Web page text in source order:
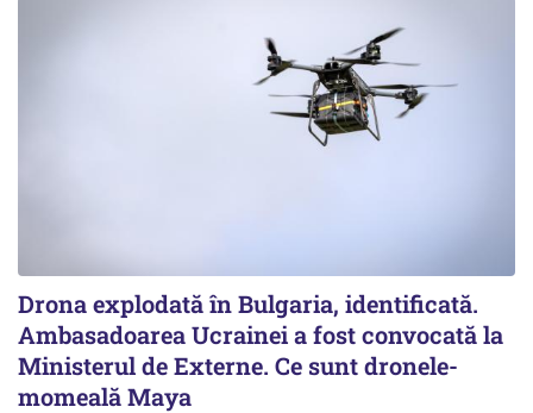
Drona explodată în Bulgaria, identificată.
Ambasadoarea Ucrainei a fost convocată la
Ministerul de Externe. Ce sunt dronele-
momeală Maya